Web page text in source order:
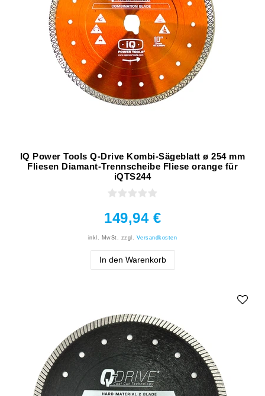
IQ Power Tools Q-Drive Kombi-Sägeblatt ø 254 mm
Fliesen Diamant-Trennscheibe Fliese orange für
iQTS244
149,94 €
inkl. MwSt. zzgl. Versandkosten
In den Warenkorb